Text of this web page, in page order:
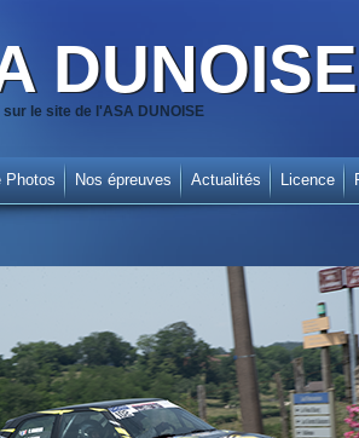
DUNOISE
sur le site de l'ASA DUNOISE
Photos Nos épreuves Actualités Licence